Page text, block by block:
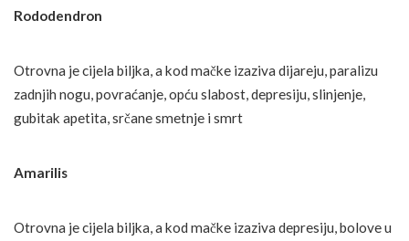
Rododendron
Otrovna je cijela biljka, a kod mačke izaziva dijareju, paralizu
zadnjih nogu, povraćanje, opću slabost, depresiju, slinjenje,
gubitak apetita, srčane smetnje i smrt
Amarilis
Otrovna je cijela biljka, a kod mačke izaziva depresiju, bolove u